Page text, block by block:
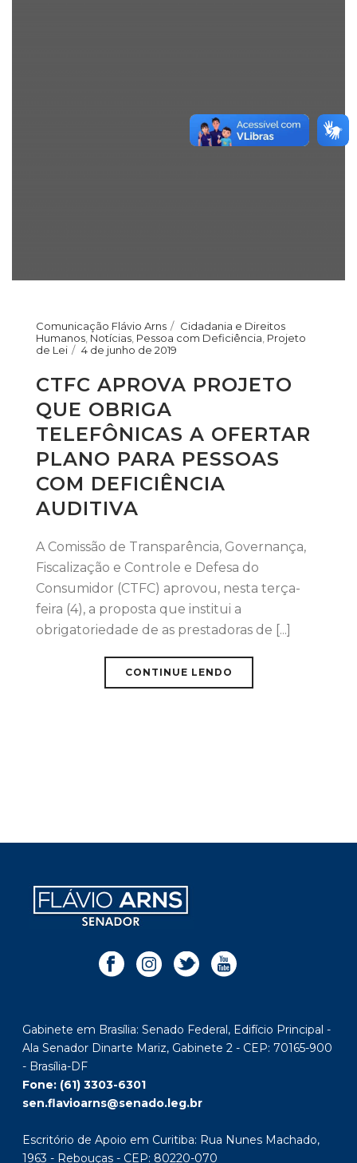
Comunicação Flávio Arns
Cidadania e Direitos
Humanos Notícias Pessoa com Deficiência Projeto
de Lei
4 de junho de 2019
CTFC APROVA PROJETO
QUE OBRIGA
TELEFÔNICAS A OFERTAR
PLANO PARA PESSOAS
COM DEFICIÊNCIA
AUDITIVA
A Comissão de Transparência, Governança,
Fiscalização e Controle e Defesa do
Consumidor (CTFC) aprovou, nesta terça-
feira (4), a proposta que institui a
obrigatoriedade de as prestadoras de [...]
CONTINUE LENDO
Gabinete em Brasília: Senado Federal, Edifício Principal -
Ala Senador Dinarte Mariz, Gabinete 2 - CEP: 70165-900
- Brasília-DF
Fone: (61) 3303-6301
sen.flavioarns@senado.leg.br
Escritório de Apoio em Curitiba: Rua Nunes Machado,
1963 - Rebouças - CEP: 80220-070